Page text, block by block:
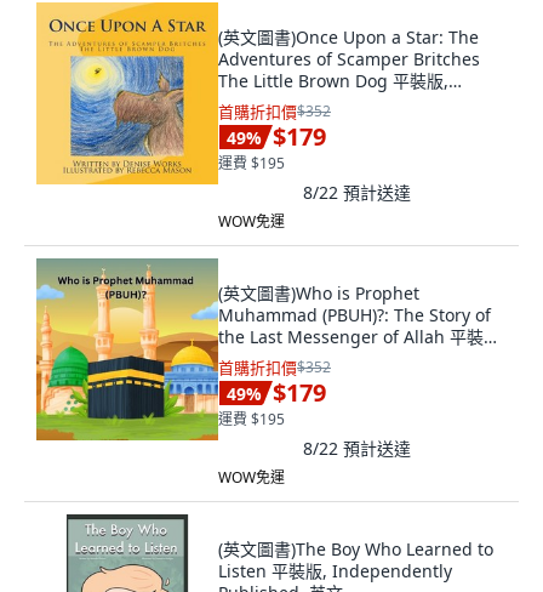
(英文圖書)Once Upon a Star: The
Adventures of Scamper Britches
The Little Brown Dog 平裝版,
Createspace Independent Pub...,
英文
首購折扣價$352
49% $179
運費 $195
8/22 預計送達
WOW免運
(英文圖書)Who is Prophet
Muhammad (PBUH)?: The Story of
the Last Messenger of Allah 平裝版,
Independently Published, 英文
首購折扣價$352
49% $179
運費 $195
8/22 預計送達
WOW免運
(英文圖書)The Boy Who Learned to
Listen 平裝版, Independently